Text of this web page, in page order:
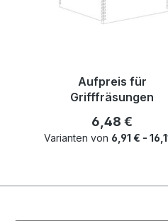
Aufpreis für
Grifffräsungen
Regulärer
6,48 €
Varianten von 6,91 € -